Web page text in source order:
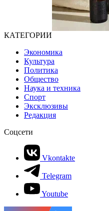
КАТЕГОРИИ
Экономика
Культура
Политика
Общество
Наука и техника
Спорт
Эксклюзивы
Редакция
Соцсети
Vkontakte
Telegram
Youtube